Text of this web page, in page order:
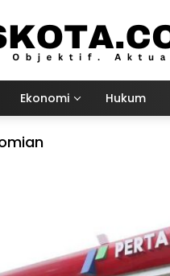
Ekonomi Hukum